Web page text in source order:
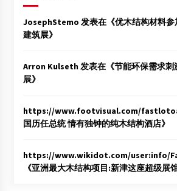
JosephStemo 发表在《优木结构材料参
建筑展》
Arron Kulseth发表在《节能环保需求刺
展》
https://www.footvisual.com/
国历任总统 情有独钟的纯木结构酒店》
https://www.wikidot.com/user:info/
《亚洲最大木结构项目:新津这座超级展